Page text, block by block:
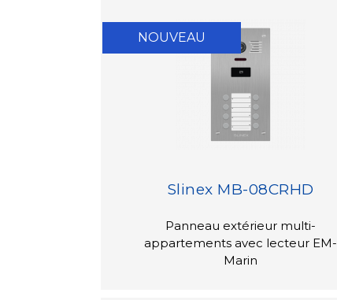
NOUVEAU
Slinex MB-08CRHD
Panneau extérieur multi-
appartements avec lecteur EM-
Marin